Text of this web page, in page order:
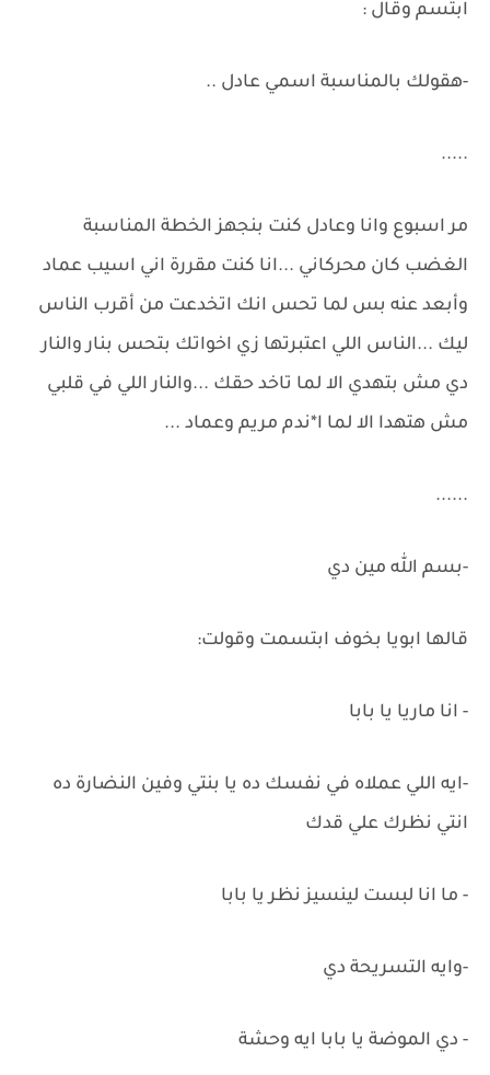
ابتسم وقال :
-هقولك بالمناسبة اسمي عادل ..
.....
مر اسبوع وانا وعادل كنت بنجهز الخطة المناسبة
الغضب كان محركاني ...انا كنت مقررة اني اسيب عماد
وأبعد عنه بس لما تحس انك اتخدعت من أقرب الناس
ليك ...الناس اللي اعتبرتها زي اخواتك بتحس بنار والنار
دي مش بتهدي الا لما تاخد حقك ...والنار اللي في قلبي
مش هتهدا الا لما ا*ندم مريم وعماد ...
......
-بسم الله مين دي
قالها ابويا بخوف ابتسمت وقولت:
- انا ماريا يا بابا
-ايه اللي عملاه في نفسك ده يا بنتي وفين النضارة ده
انتي نظرك علي قدك
- ما انا لبست لينسيز نظر يا بابا
-وايه التسريحة دي
- دي الموضة يا بابا ايه وحشة